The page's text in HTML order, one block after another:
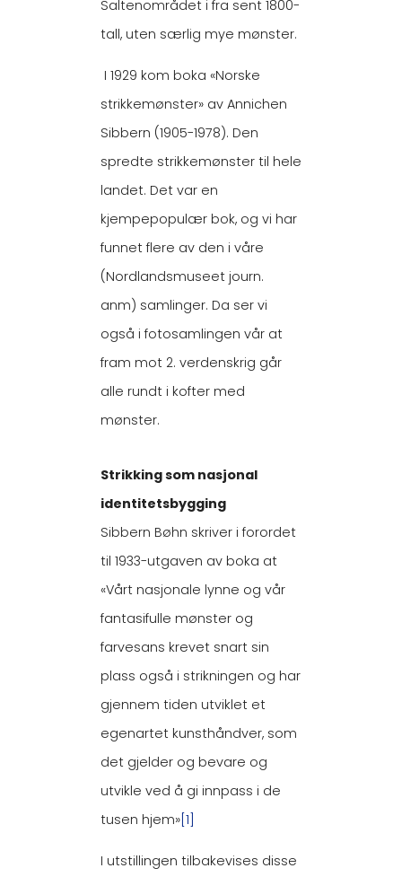
Saltenområdet i fra sent 1800-
tall, uten særlig mye mønster.
I 1929 kom boka «Norske
strikkemønster» av Annichen
Sibbern (1905-1978). Den
spredte strikkemønster til hele
landet. Det var en
kjempepopulær bok, og vi har
funnet flere av den i våre
(Nordlandsmuseet journ.
anm) samlinger. Da ser vi
også i fotosamlingen vår at
fram mot 2. verdenskrig går
alle rundt i kofter med
mønster.
Strikking som nasjonal
identitetsbygging
Sibbern Bøhn skriver i forordet
til 1933-utgaven av boka at
«Vårt nasjonale lynne og vår
fantasifulle mønster og
farvesans krevet snart sin
plass også i strikningen og har
gjennem tiden utviklet et
egenartet kunsthåndver, som
det gjelder og bevare og
utvikle ved å gi innpass i de
tusen hjem»[1]
I utstillingen tilbakevises disse